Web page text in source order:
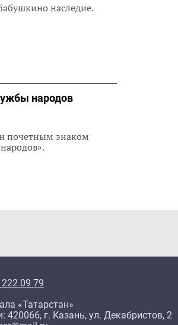
наследие.
народов
почетным знаком
09 79
«Татарстан»
420066, г. Казань, ул. Декабристов, 2